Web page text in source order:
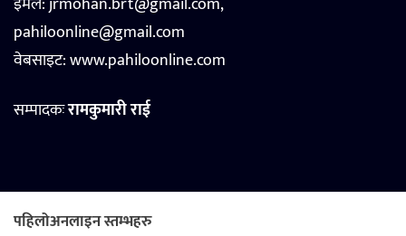
pahiloonline@gmail.com
वेबसाइट:www.pahiloonline.com
सम्पादकःरामकुमारी राई
पहिलोअनलाइन स्तम्भहरु